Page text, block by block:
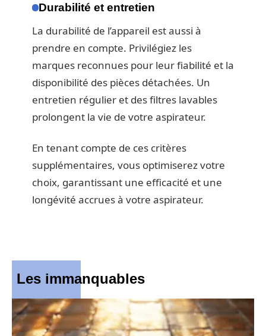
Durabilité et entretien
La durabilité de l’appareil est aussi à
prendre en compte. Privilégiez les
marques reconnues pour leur fiabilité et la
disponibilité des pièces détachées. Un
entretien régulier et des filtres lavables
prolongent la vie de votre aspirateur.
En tenant compte de ces critères
supplémentaires, vous optimiserez votre
choix, garantissant une efficacité et une
longévité accrues à votre aspirateur.
Les immanquables